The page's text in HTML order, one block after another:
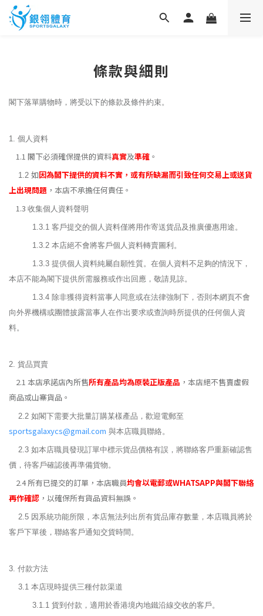
條款與細則
閣下落單購物時，將受以下的條款及條件約束。
1. 個人資料
1.1 閣下必須確保提供的資料真實及準確 。
1.2 如因為閣下提供的資料不實，或有所缺漏而引致任何交易上或送貨
上出現問題 ，本店不承擔任何責任。
1.3 收集個人資料聲明
1.3.1 客戶提交的個人資料僅將用作寄送貨品及推廣優惠用途。
1.3.2 本店絕不會將客戶個人資料轉賣圖利。
1.3.3 提供個人資料純屬自願性質。在個人資料不足夠的情況下，
本店不能為閣下提供所需服務或作出回應，敬請見諒。
1.3.4 除非獲得資料當事人同意或在法律強制下，否則本網頁不會
向外界機構或團體披露當事人在作出要求或查詢時所提供的任何個人資
料。
2. 貨品買賣
2.1 本店承諾店內所售所有產品均為原裝正版產品 ，本店絕不售賣虛假
商品或山寨貨品。
2.2 如閣下需要大批量訂購某樣產品，歡迎電郵至
sportsgalaxycs@gmail.com 與本店職員聯絡。
2.3 如本店職員發現訂單中標示貨品價格有誤，將聯絡客戶重新確認售
價，待客戶確認後再準備貨物。
2.4 所有已提交的訂單，本店職員均會以電郵或WHATSAPP與閣下聯絡
再作確認 ，以確保所有貨品資料無誤。
2.5 因系統功能所限，本店無法列出所有貨品庫存數量，本店職員將於
客戶下單後，聯絡客戶通知交貨時間。
3. 付款方法
3.1 本店現時提供三種付款渠道
3.1.1 貨到付款，適用於香港境內地鐵沿線交收的客戶。